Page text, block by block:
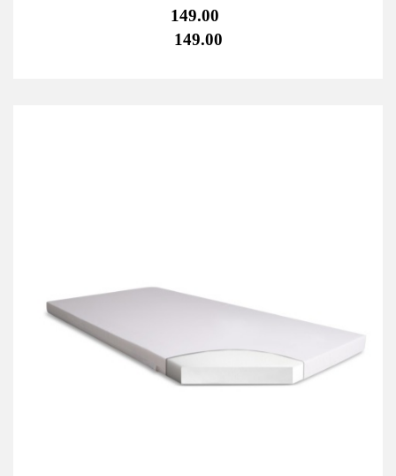
149.00
149.00